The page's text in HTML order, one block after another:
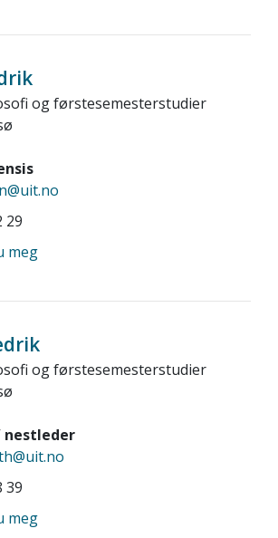
og førstesemesterstudier
29
meg
og førstesemesterstudier
nestleder
39
meg